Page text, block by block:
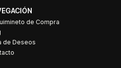
de Compra
de Deseos